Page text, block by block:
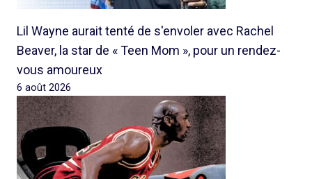
Lil Wayne aurait tenté de s'envoler avec Rachel
Beaver, la star de « Teen Mom », pour un rendez-
vous amoureux
6 août 2026